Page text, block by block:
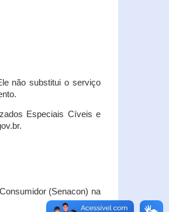
não substitui o serviço
Especiais Cíveis e
(Senacon) na